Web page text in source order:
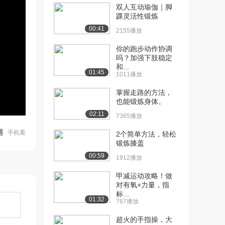
手机看
00:41
双人互动瑜伽｜脚
踝灵活性锻炼
2155播放
01:45
你的跑步动作协调
吗？加强下肢稳定
和...
1011播放
02:11
掌握走路的方法，
也能锻炼身体。
7365播放
00:59
2个简单方法，轻松
锻炼膝盖
1912播放
01:32
甲减运动攻略！做
对有氧+力量，指
标...
767播放
超火的手指操，大